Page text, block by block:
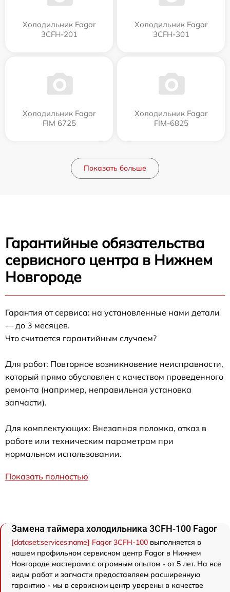
Холодильник Fagor
3CFH-201
Холодильник Fagor
3CFH-301
Холодильник Fagor
FIM 6725
Холодильник Fagor
FIM-6825
Показать больше
Гарантийные обязательства
сервисного центра в Нижнем
Новгороде
Гарантия от сервиса: на установленные нами детали
— до 3 месяцев.
Что считается гарантийным случаем?
Для работ: Повторное возникновение неисправности,
который прямо обусловлен с качеством проведенного
ремонта (например, неправильная установка
запчасти).
Для комплектующих: Внезапная поломка, отказ в
работе или техническим параметрам при
нормальном использовании.
Показать полностью
Замена таймера холодильника 3CFH-100 Fagor
[dataset:services:name] Fagor 3CFH-100 выполняется в
нашем профильном сервисном центр Fagor в Нижнем
Новгороде мастерами с огромным опытом - от 5 лет. На все
виды работ и запчасти предоставляем расширенную
гарантию - мы в сервисном центр уверены в качестве